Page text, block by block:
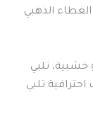
الذهبي
تلبي
تلبي